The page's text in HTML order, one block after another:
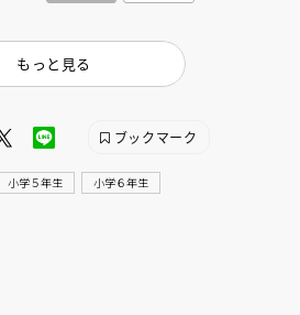
もっと見る
ブックマーク
小学５年生 小学６年生